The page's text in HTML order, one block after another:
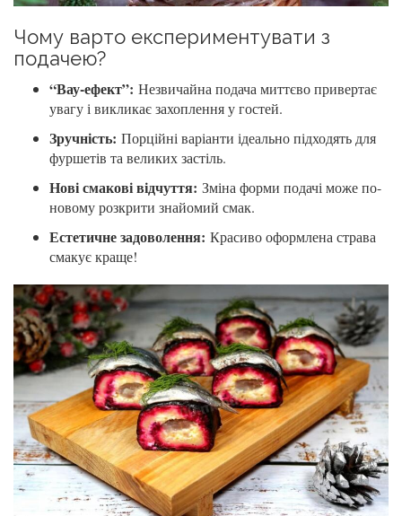
Чому варто експериментувати з
подачею?
“Вау-ефект”: Незвичайна подача миттєво привертає
увагу і викликає захоплення у гостей.
Зручність: Порційні варіанти ідеально підходять для
фуршетів та великих застіль.
Нові смакові відчуття: Зміна форми подачі може по-
новому розкрити знайомий смак.
Естетичне задоволення: Красиво оформлена страва
смакує краще!